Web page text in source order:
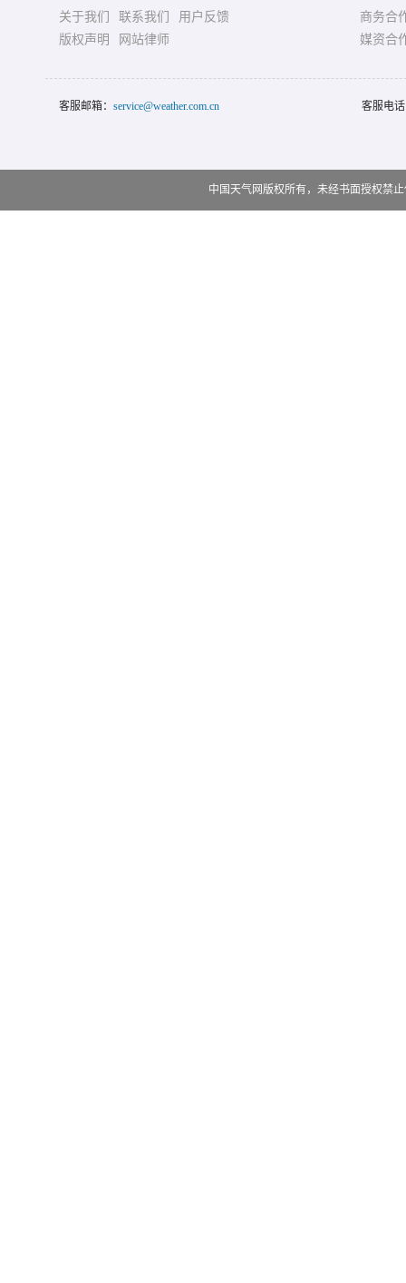
关于我们 联系我们
用户反馈
版权声明
网站律师
商务合
媒资合
客服邮箱： service@weather.com.cn 客服电
中国天气网版权所有，未经书面授权